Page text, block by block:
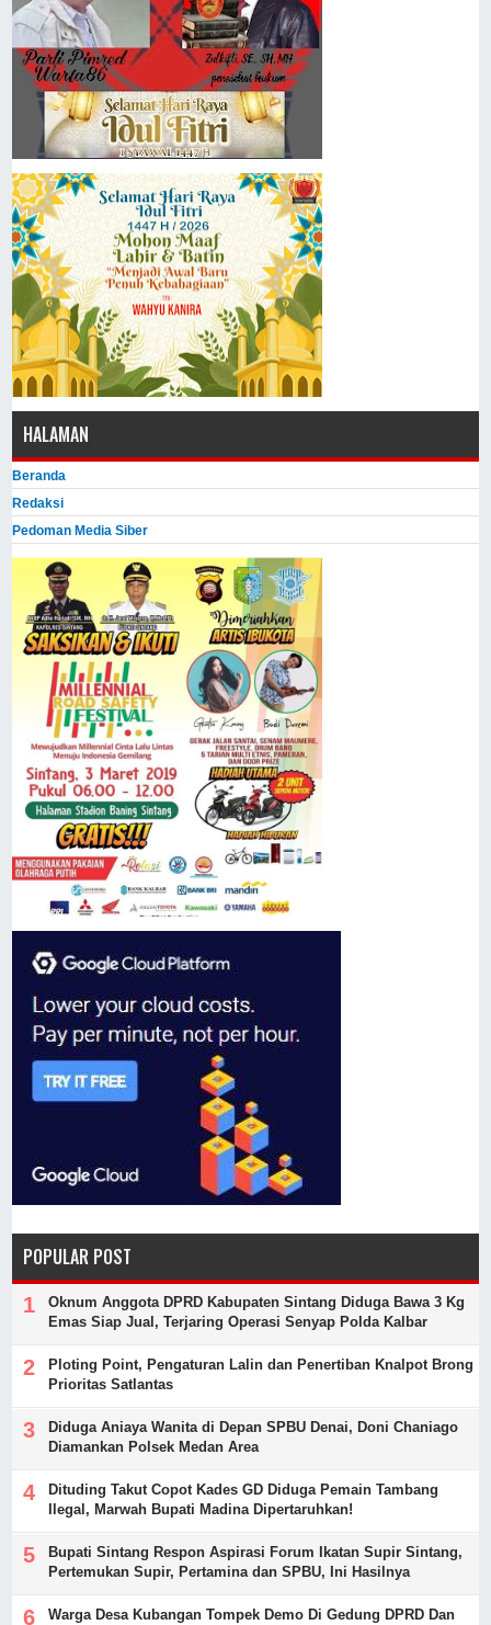
HALAMAN
Beranda
Redaksi
Pedoman Media Siber
POPULAR POST
Oknum Anggota DPRD Kabupaten Sintang Diduga Bawa 3 Kg
Emas Siap Jual, Terjaring Operasi Senyap Polda Kalbar
Ploting Point, Pengaturan Lalin dan Penertiban Knalpot Brong
Prioritas Satlantas
Diduga Aniaya Wanita di Depan SPBU Denai, Doni Chaniago
Diamankan Polsek Medan Area
Dituding Takut Copot Kades GD Diduga Pemain Tambang
Ilegal, Marwah Bupati Madina Dipertaruhkan!
Bupati Sintang Respon Aspirasi Forum Ikatan Supir Sintang,
Pertemukan Supir, Pertamina dan SPBU, Ini Hasilnya
Warga Desa Kubangan Tompek Demo Di Gedung DPRD Dan